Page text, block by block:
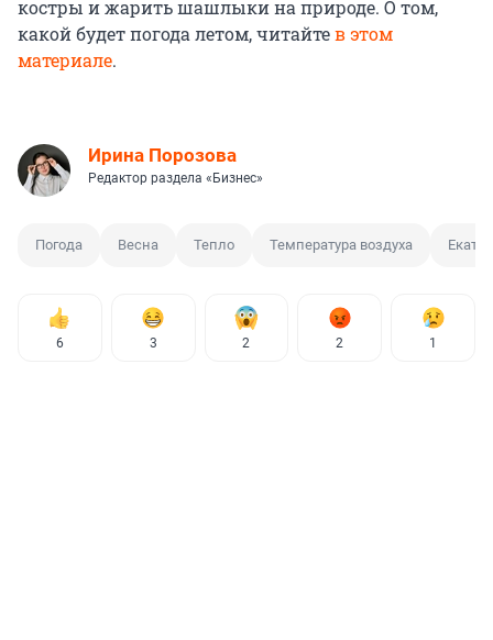
костры и жарить шашлыки на природе. О том,
какой будет погода летом, читайтев этом
материале.
Ирина Порозова
Редактор раздела «Бизнес»
Погода Весна Тепло Температура воздуха
6 3 2 2 1